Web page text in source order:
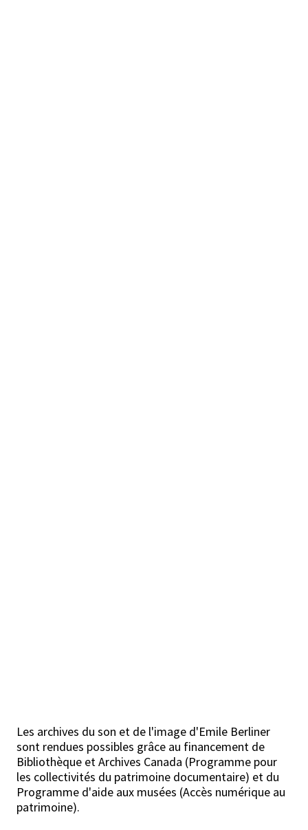
Les archives du son et de l'image d'Emile Berliner
sont rendues possibles grâce au financement de
Bibliothèque et Archives Canada (Programme pour
les collectivités du patrimoine documentaire) et du
Programme d'aide aux musées (Accès numérique au
patrimoine).